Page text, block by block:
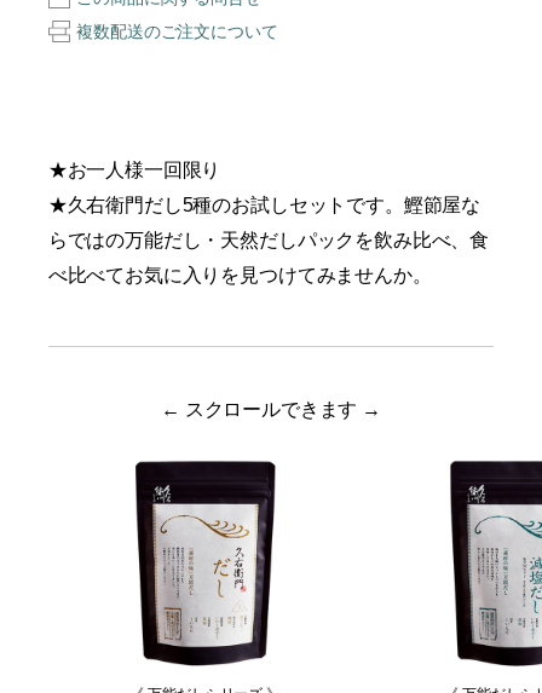
複数配送のご注文について
★お一人様一回限り
★久右衛門だし5種のお試しセットです。鰹節屋な
らではの万能だし・天然だしパックを飲み比べ、食
べ比べてお気に入りを見つけてみませんか。
← スクロールできます →